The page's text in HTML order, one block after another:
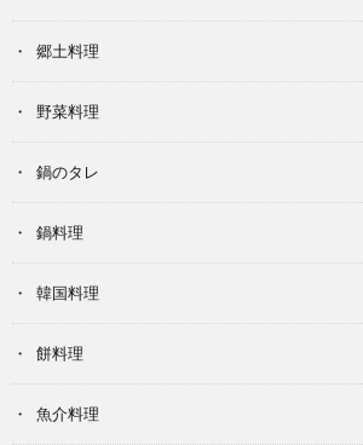
郷土料理
野菜料理
鍋のタレ
鍋料理
韓国料理
餅料理
魚介料理